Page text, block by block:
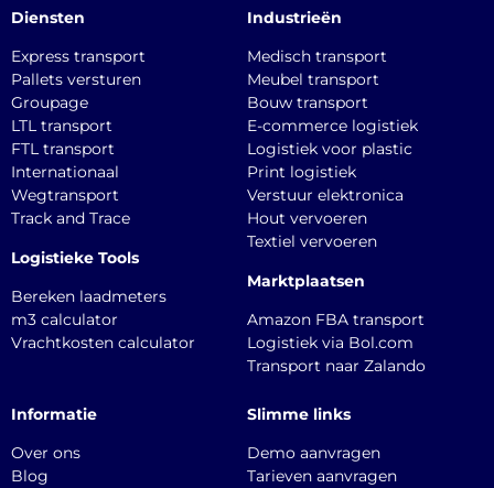
Diensten
Express transport
Pallets versturen
Groupage
LTL transport
FTL transport
Internationaal
Wegtransport
Track and Trace
Logistieke Tools
Bereken laadmeters
m3 calculator
Vrachtkosten calculator
Industrieën
Medisch transport
Meubel transport
Bouw transport
E-commerce logistiek
Logistiek voor plastic
Print logistiek
Verstuur elektronica
Hout vervoeren
Textiel vervoeren
Marktplaatsen
Amazon FBA transport
Logistiek via Bol.com
Transport naar Zalando
Informatie
Over ons
Blog
Slimme links
Demo aanvragen
Tarieven aanvragen